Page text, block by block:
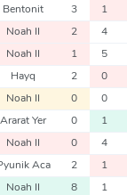
Bentonit 3 1
Noah II 2 4
Noah II 1 5
Hayq 2 0
Noah II 0 0
Ararat Yer 0 1
Noah II 0 4
Aca 2 1
Noah II 8 1